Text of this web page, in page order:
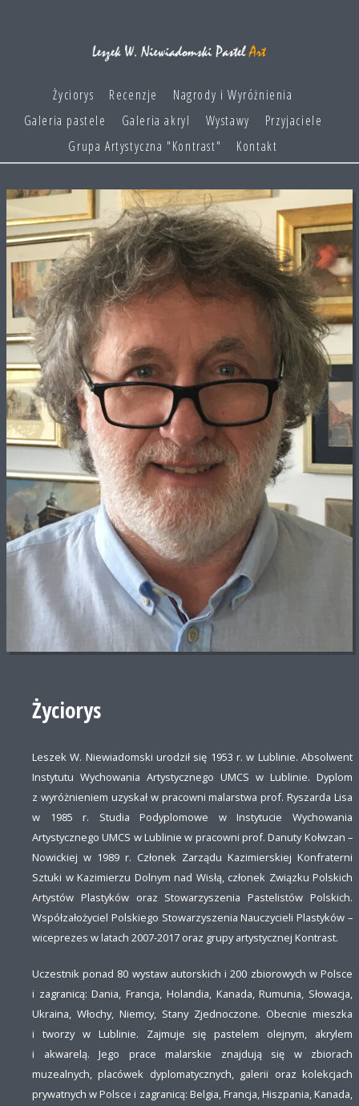
Życiorys Recenzje
Nagrody i Wyróżnienia
Galeria pastele
Galeria akryl Wystawy
Przyjaciele
Grupa Artystyczna "Kontrast"
Kontakt
Życiorys
Leszek W. Niewiadomski urodził się 1953 r. w Lublinie. Absolwent
Instytutu Wychowania Artystycznego UMCS w Lublinie. Dyplom
z wyróżnieniem uzyskał w pracowni malarstwa prof. Ryszarda Lisa
w 1985 r. Studia Podyplomowe w Instytucie Wychowania
Artystycznego UMCS w Lublinie w pracowni prof. Danuty Kołwzan –
Nowickiej w 1989 r. Członek Zarządu Kazimierskiej Konfraterni
Sztuki w Kazimierzu Dolnym nad Wisłą, członek Związku Polskich
Artystów Plastyków oraz Stowarzyszenia Pastelistów Polskich.
Współzałożyciel Polskiego Stowarzyszenia Nauczycieli Plastyków –
wiceprezes w latach 2007-2017 oraz grupy artystycznej Kontrast.
Uczestnik ponad 80 wystaw autorskich i 200 zbiorowych w Polsce
i zagranicą: Dania, Francja, Holandia, Kanada, Rumunia, Słowacja,
Ukraina, Włochy, Niemcy, Stany Zjednoczone. Obecnie mieszka
i tworzy w Lublinie. Zajmuje się pastelem olejnym, akrylem
i akwarelą. Jego prace malarskie znajdują się w zbiorach
muzealnych, placówek dyplomatycznych, galerii oraz kolekcjach
prywatnych w Polsce i zagranicą: Belgia, Francja, Hiszpania, Kanada,